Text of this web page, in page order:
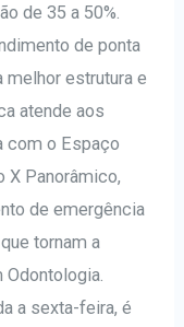
de 35 a 50%.
de ponta
estrutura e
atende aos
com o Espaço
X Panorâmico,
de emergência
tornam a
a sexta-feira, é